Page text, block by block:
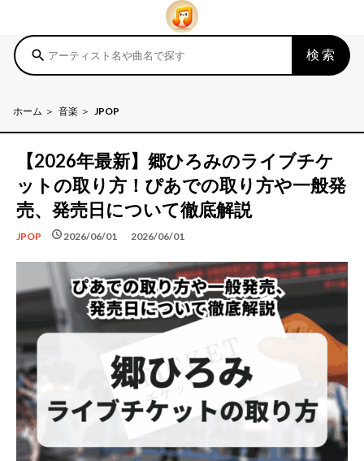
search 検索
ホーム 音楽 JPOP
【2026年最新】郷ひろみのライブチケ
ットの取り方！ぴあでの取り方や一般発
売、発売日について徹底解説
JPOP schedule 2026/06/01
schedule 2026/06/01